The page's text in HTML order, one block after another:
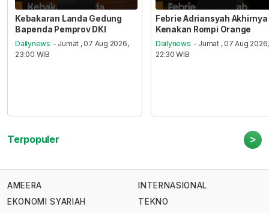
Kebakaran Landa Gedung
Bapenda Pemprov DKI
Dailynews - Jumat , 07 Aug 2026,
23:00 WIB
Febrie Adriansyah Akhirnya
Kenakan Rompi Orange
Dailynews - Jumat , 07 Aug 2026,
22:30 WIB
Terpopuler >
AMEERA
EKONOMI SYARIAH
INTERNASIONAL
TEKNO